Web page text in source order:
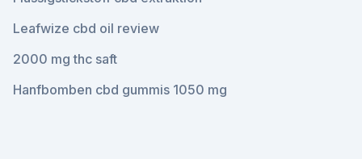
Leafwize cbd oil review
2000 mg thc saft
Hanfbomben cbd gummis 1050 mg